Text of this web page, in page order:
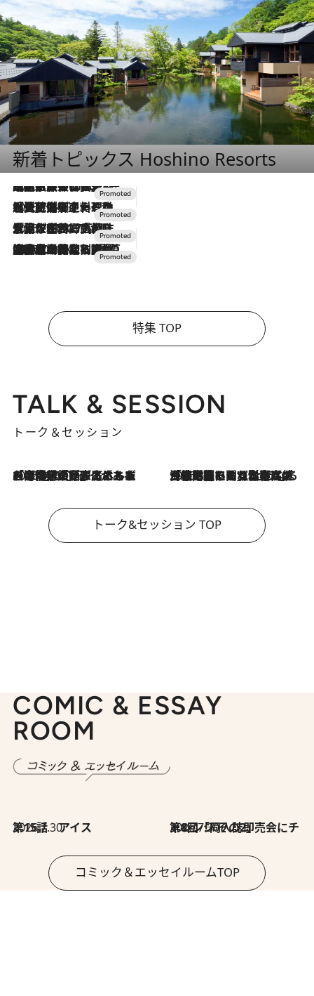
新着トピックス Hoshino Resorts
2026.7.31
【ホテル帰省】という選択肢をOMOが提案。家族とほどよい距離を保つには「昼は実家、夜は気兼ねなくホテルで！」
2026.7.24
【夏限定ディナーコース】旬を迎える稚鮎や花ズッキーニなどをイタリア・トスカーナの郷土料理の手法で満喫！
2026.7.17
「土佐和ハーブかき氷」がOMO7高知に登場！生姜、山椒、大葉など目にも舌にも涼を呼ぶ郷土の味
2026.7.10
NEW OPEN！【界 草津】名湯の地に誕生。趣の異なる2種の温泉と上州ならではの会席・蕎麦割烹など美食を味わう究極の癒やし旅
特集 TOP
TALK & SESSION
トーク＆セッション
2026.8.3
「今後値上げがあるとすれば…」「リスクがあるのは今年の冬」エネルギー専門家が語る、ホルムズ海峡封鎖が家庭にもたらす“ある心配” 2026.8.3
「住宅建てられない…」「サーチャージ料の高値が続いている」ホルムズ海峡封鎖による影響はいつまで続く？《エネルギー専門家に聞く“どうなる日本の暮らし”》
トーク&セッション TOP
COMIC & ESSAY
ROOM
2026.7.30
第15話 アイス 2026.7.30
第8回「同人誌即売会にチャレンジ その2」
コミック＆エッセイルームTOP